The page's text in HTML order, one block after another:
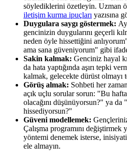
söylediklerini özetleyin. Uzman
iletişim kurma ipuçları yazısına
Duygulara saygı göstermek:
gencinizin duygularını geçerli
neden öyle hissettiğini
ama sana güveniyorum" gibi
Sakin kalmak: Genciniz hayal
da hata yaptığında aşırı tepki
kalmak, gelecekte dürüst olmayı
Görüş almak: Sohbeti her
açık uçlu sorular sorun: "Bu
olacağını düşünüyorsun?" ya da
hissediyorsun?"
Güveni modellemek:
Çalışma programını değiştirmek
yöntemi denemek isterse,
ele almayın.